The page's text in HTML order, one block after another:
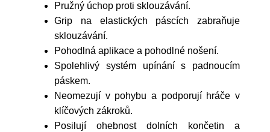
Pružný úchop proti sklouzávání.
Grip na elastických páscích zabraňuje
sklouzávání.
Pohodlná aplikace a pohodlné nošení.
Spolehlivý systém upínání s padnoucím
páskem.
Neomezují v pohybu a podporují hráče v
klíčových zákroků.
Posilují ohebnost dolních končetin a